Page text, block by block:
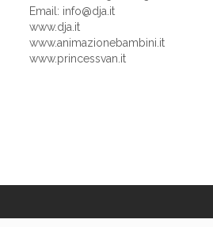
Email: info@dja.it
www.dja.it
www.animazionebambini.it
www.princessvan.it